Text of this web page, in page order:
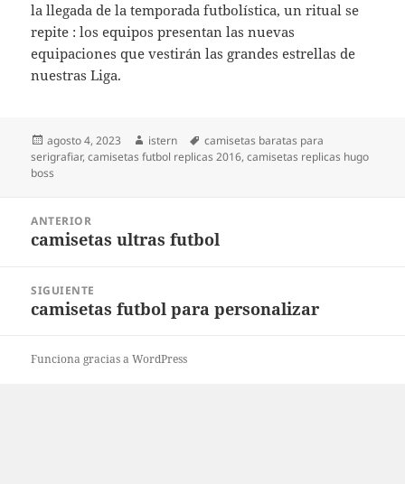
la llegada de la temporada futbolística, un ritual se
repite : los equipos presentan las nuevas
equipaciones que vestirán las grandes estrellas de
nuestras Liga.
Publicado
el
agosto 4, 2023 Autor
istern Etiquetas
camisetas baratas para
serigrafiar,camisetas futbol replicas 2016,camisetas replicas hugo
boss
entradas
ANTERIOR
Entrada
camisetas ultras futbol
SIGUIENTE
Entrada
camisetas futbol para personalizar
Funciona gracias a WordPress